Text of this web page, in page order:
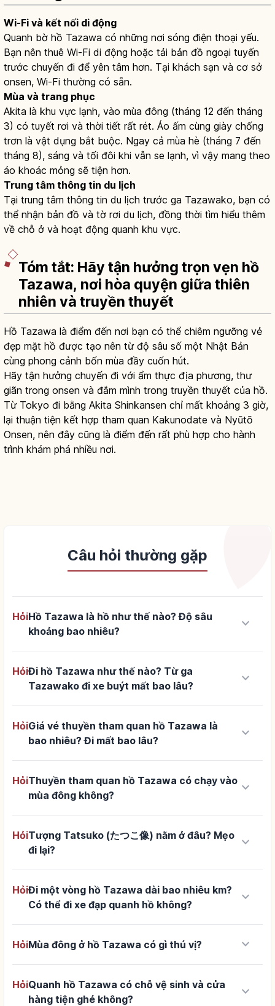
Wi-Fi và kết nối di động
Quanh bờ hồ Tazawa có những nơi sóng điện thoại yếu.
Bạn nên thuê Wi-Fi di động hoặc tải bản đồ ngoại tuyến
trước chuyến đi để yên tâm hơn. Tại khách sạn và cơ sở
onsen, Wi-Fi thường có sẵn.
Mùa và trang phục
Akita là khu vực lạnh, vào mùa đông (tháng 12 đến tháng
3) có tuyết rơi và thời tiết rất rét. Áo ấm cùng giày chống
trơn là vật dụng bắt buộc. Ngay cả mùa hè (tháng 7 đến
tháng 8), sáng và tối đôi khi vẫn se lạnh, vì vậy mang theo
áo khoác mỏng sẽ tiện hơn.
Trung tâm thông tin du lịch
Tại trung tâm thông tin du lịch trước ga Tazawako, bạn có
thể nhận bản đồ và tờ rơi du lịch, đồng thời tìm hiểu thêm
về chỗ ở và hoạt động quanh khu vực.
Tóm tắt: Hãy tận hưởng trọn vẹn hồ
Tazawa, nơi hòa quyện giữa thiên
nhiên và truyền thuyết
Hồ Tazawa là điểm đến nơi bạn có thể chiêm ngưỡng vẻ
đẹp mặt hồ được tạo nên từ độ sâu số một Nhật Bản
cùng phong cảnh bốn mùa đầy cuốn hút.
Hãy tận hưởng chuyến đi với ẩm thực địa phương, thư
giãn trong onsen và đắm mình trong truyền thuyết của hồ.
Từ Tokyo đi bằng Akita Shinkansen chỉ mất khoảng 3 giờ,
lại thuận tiện kết hợp tham quan Kakunodate và Nyūtō
Onsen, nên đây cũng là điểm đến rất phù hợp cho hành
trình khám phá nhiều nơi.
Câu hỏi thường gặp
HỏiHồ Tazawa là hồ như thế nào? Độ sâu
khoảng bao nhiêu?
keyboard_arrow_down
HỏiĐi hồ Tazawa như thế nào? Từ ga
Tazawako đi xe buýt mất bao lâu?
keyboard_arrow_down
HỏiGiá vé thuyền tham quan hồ Tazawa là
bao nhiêu? Đi mất bao lâu?
keyboard_arrow_down
HỏiThuyền tham quan hồ Tazawa có chạy vào
mùa đông không?
keyboard_arrow_down
HỏiTượng Tatsuko (たつこ像) nằm ở đâu? Mẹo
đi lại?
keyboard_arrow_down
HỏiĐi một vòng hồ Tazawa dài bao nhiêu km?
Có thể đi xe đạp quanh hồ không?
keyboard_arrow_down
HỏiMùa đông ở hồ Tazawa có gì thú vị? keyboard_arrow_down
HỏiQuanh hồ Tazawa có chỗ vệ sinh và cửa
hàng tiện ghé không?
keyboard_arrow_down